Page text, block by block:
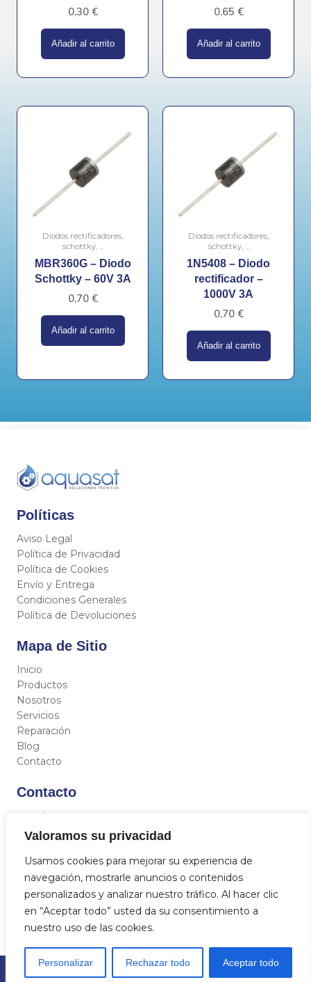
Valoramos su privacidad
Usamos cookies para mejorar su experiencia de
navegación, mostrarle anuncios o contenidos
personalizados y analizar nuestro tráfico. Al hacer clic
en “Aceptar todo” usted da su consentimiento a
nuestro uso de las cookies.
Personalizar Rechazar todo Aceptar todo
0,30 €
Añadir al carrito
0,65 €
Añadir al carrito
Diodos rectificadores,
schottky, ...
MBR360G – Diodo
Schottky – 60V 3A
0,70 €
Añadir al carrito
Diodos rectificadores,
schottky, ...
1N5408 – Diodo
rectificador –
1000V 3A
0,70 €
Añadir al carrito
Políticas
Aviso Legal
Política de Privacidad
Política de Cookies
Envío y Entrega
Condiciones Generales
Política de Devoluciones
Mapa de Sitio
Inicio
Productos
Nosotros
Servicios
Reparación
Blog
Contacto
Contacto
C/ Miguel Hernández 12, 46717 - La Font d’En Carròs
(Valencia)
684 712 329
info@aquasat.es